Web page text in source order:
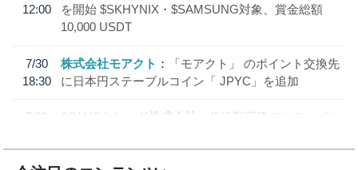
12:00
を開始 $SKHYNIX・$SAMSUNG対象、賞金総額
10,000 USDT
7/30
18:30
株式会社モアクト
「モアクト」 のポイント交換先
に日本円ステーブルコイン「 JPYC」を追加
7/29
SBI VCトレード株式会社
信託型円建てステーブル